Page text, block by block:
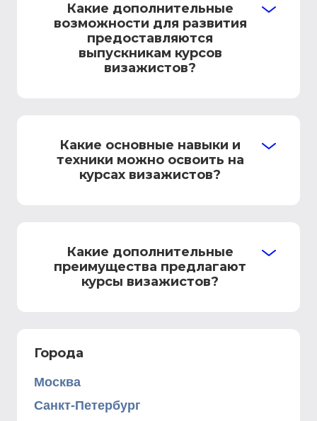
Какие дополнительные
возможности для развития
предоставляются
выпускникам курсов
визажистов?
Какие основные навыки и
техники можно освоить на
курсах визажистов?
Какие дополнительные
преимущества предлагают
курсы визажистов?
Города
Москва
Санкт-Петербург